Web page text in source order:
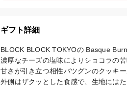
ギフト詳細
BLOCK BLOCK TOKYOの Basque
濃厚なチーズの塩味によりショコラの苦
甘さが引き立つ相性バツグンのクッキー
外側はザクッとした食感で、生地にはた